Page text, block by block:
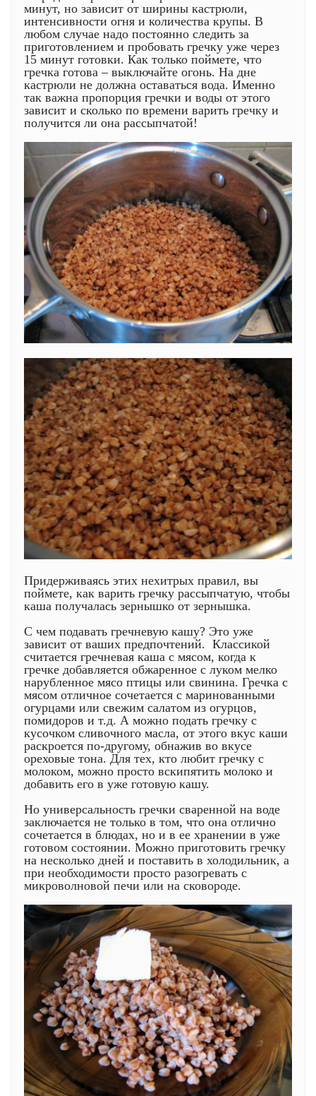
минут, но зависит от ширины кастрюли,
интенсивности огня и количества крупы. В
любом случае надо постоянно следить за
приготовлением и пробовать гречку уже через
15 минут готовки. Как только поймете, что
гречка готова – выключайте огонь. На дне
кастрюли не должна оставаться вода. Именно
так важна пропорция гречки и воды от этого
зависит и сколько по времени варить гречку и
получится ли она рассыпчатой!
Придерживаясь этих нехитрых правил, вы
поймете, как варить гречку рассыпчатую, чтобы
каша получалась зернышко от зернышка.
С чем подавать гречневую кашу? Это уже
зависит от ваших предпочтений. Классикой
считается гречневая каша с мясом, когда к
гречке добавляется обжаренное с луком мелко
нарубленное мясо птицы или свинина. Гречка с
мясом отличное сочетается с маринованными
огурцами или свежим салатом из огурцов,
помидоров и т.д. А можно подать гречку с
кусочком сливочного масла, от этого вкус каши
раскроется по-другому, обнажив во вкусе
ореховые тона. Для тех, кто любит гречку с
молоком, можно просто вскипятить молоко и
добавить его в уже готовую кашу.
Но универсальность гречки сваренной на воде
заключается не только в том, что она отлично
сочетается в блюдах, но и в ее хранении в уже
готовом состоянии. Можно приготовить гречку
на несколько дней и поставить в холодильник, а
при необходимости просто разогревать с
микроволновой печи или на сковороде.